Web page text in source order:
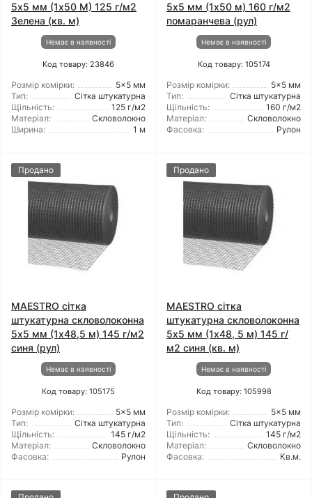
5x5 мм (1x50 М) 125 г/м2
Зелена (кв. м)
Немає в наявності
Код товару: 23846
Розмір комірки:
5x5 мм
Тип:
Сітка штукатурна
Щільність:
125 г/м2
Матеріал:
Скловолокно
Ширина:
1 м
5x5 мм (1x50 м) 160 г/м2
помаранчева (рул)
Немає в наявності
Код товару: 105174
Розмір комірки:
5x5 мм
Тип:
Сітка штукатурна
Щільність:
160 г/м2
Матеріал:
Скловолокно
Фасовка:
Рулон
Продано
MAESTRO сітка
штукатурна скловолоконна
5x5 мм (1x48,5 м) 145 г/м2
синя (рул)
Немає в наявності
Код товару: 105175
Розмір комірки:
5x5 мм
Тип:
Сітка штукатурна
Щільність:
145 г/м2
Матеріал:
Скловолокно
Фасовка:
Рулон
Продано
MAESTRO сітка
штукатурна скловолоконна
5x5 мм (1x48, 5 м) 145 г/
м2 синя (кв. м)
Немає в наявності
Код товару: 105998
Розмір комірки:
5x5 мм
Тип:
Сітка штукатурна
Щільність:
145 г/м2
Матеріал:
Скловолокно
Фасовка:
Кв.м.